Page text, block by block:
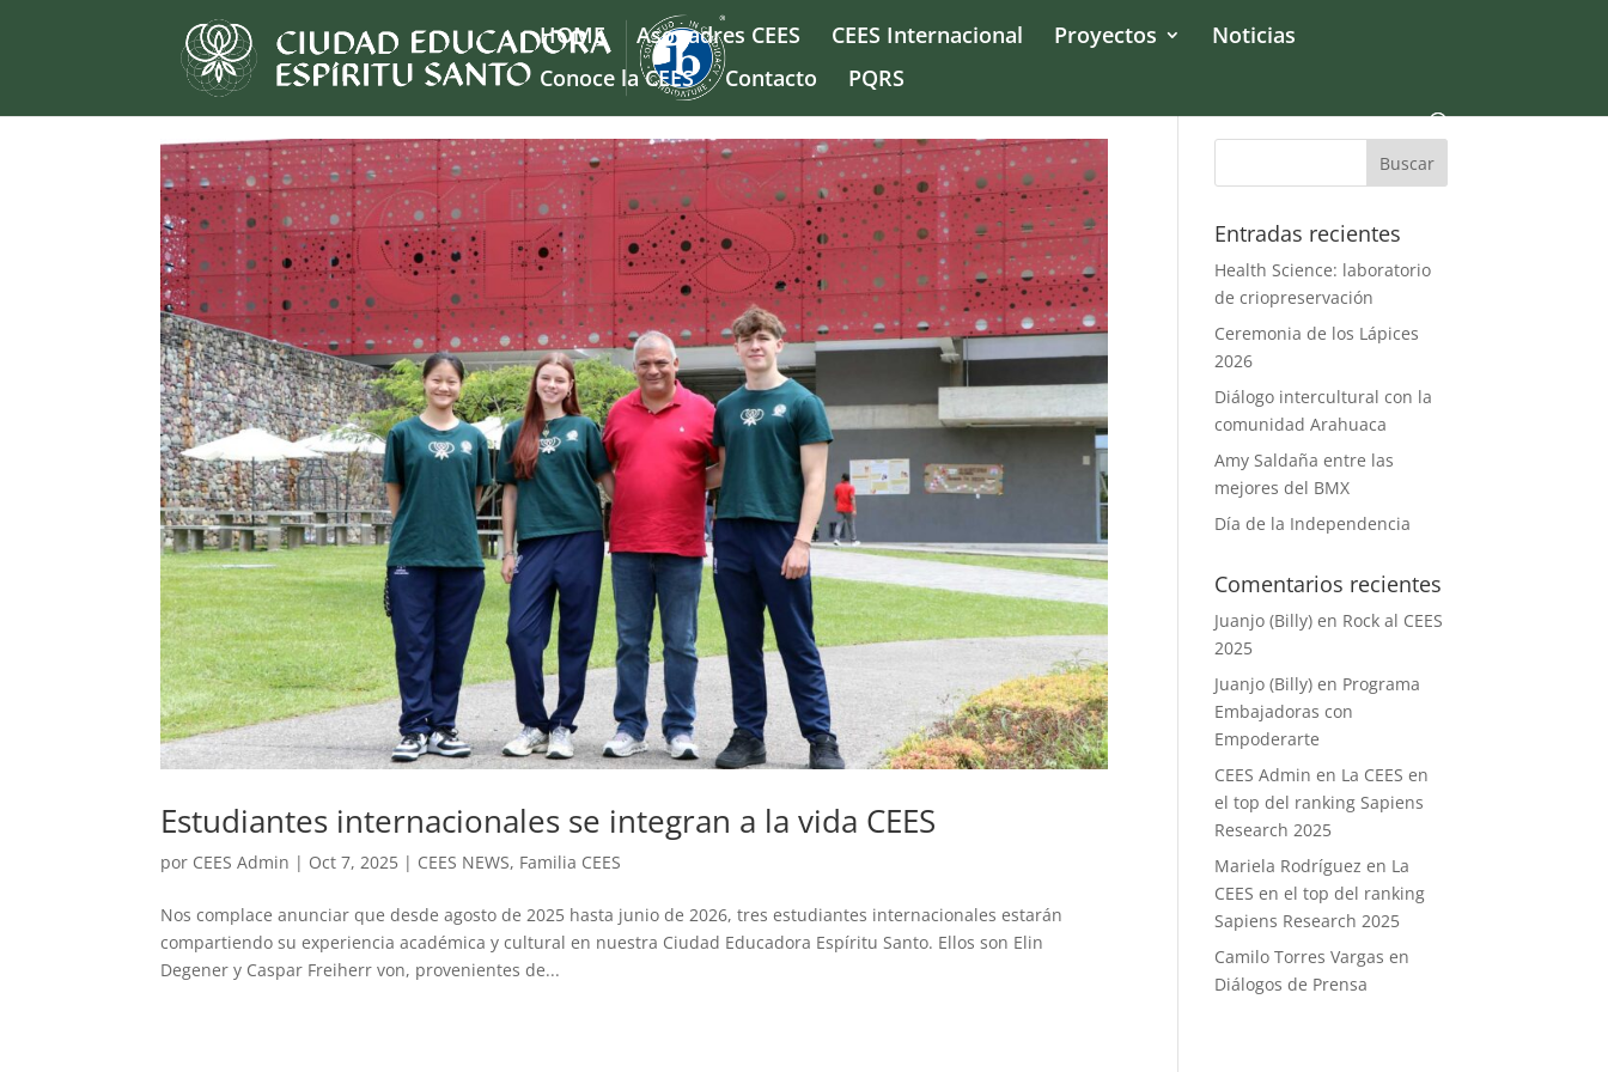
HOME Asopadres CEES CEES Internacional Proyectos
Noticias
Conoce la CEES
Contacto PQRS
Estudiantes internacionales se integran a la vida CEES
por CEES Admin | Oct 7, 2025 | CEES NEWS, Familia CEES
Nos complace anunciar que desde agosto de 2025 hasta junio de 2026, tres estudiantes internacionales estarán
compartiendo su experiencia académica y cultural en nuestra Ciudad Educadora Espíritu Santo. Ellos son Elin
Degener y Caspar Freiherr von, provenientes de...
Entradas recientes
Health Science: laboratorio
de criopreservación
Ceremonia de los Lápices
2026
Diálogo intercultural con la
comunidad Arahuaca
Amy Saldaña entre las
mejores del BMX
Día de la Independencia
Comentarios recientes
Juanjo (Billy) en Rock al CEES
2025
Juanjo (Billy) en Programa
Embajadoras con
Empoderarte
CEES Admin en La CEES en
el top del ranking Sapiens
Research 2025
Mariela Rodríguez en La
CEES en el top del ranking
Sapiens Research 2025
Camilo Torres Vargas en
Diálogos de Prensa